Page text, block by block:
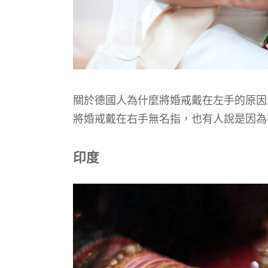
關於德國人為什麼將婚戒戴在左手的原
將婚戒戴在右手無名指，也有人說是因
印度